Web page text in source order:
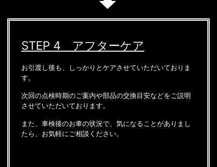
STEP 4 アフターケア
お引渡し後も、しっかりとケアさせていただいておりま
す。
次回の点検時期のご案内や部品の交換目安などをご説明
させていただいております。
また、車検後のお車の状況で、気になることがありまし
たら、お気軽にご相談ください。